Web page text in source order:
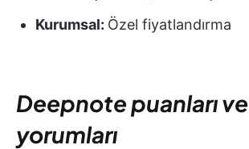
Kurumsal: Özel fiyatlandırma
Deepnote puanları ve
yorumları